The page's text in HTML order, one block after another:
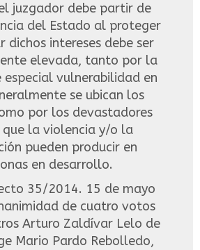
juzgador debe partir de
del Estado al proteger
dichos intereses debe ser
elevada, tanto por la
especial vulnerabilidad en
se ubican los
por los devastadores
la violencia y/o la
pueden producir en
en desarrollo.
35/2014. 15 de mayo
de cuatro votos
Arturo Zaldívar Lelo de
Mario Pardo Rebolledo,